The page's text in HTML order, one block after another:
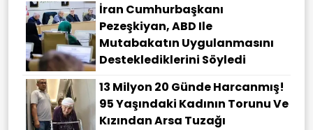
İran Cumhurbaşkanı
Pezeşkiyan, ABD Ile
Mutabakatın Uygulanmasını
Desteklediklerini Söyledi
13 Milyon 20 Günde Harcanmış!
95 Yaşındaki Kadının Torunu Ve
Kızından Arsa Tuzağı